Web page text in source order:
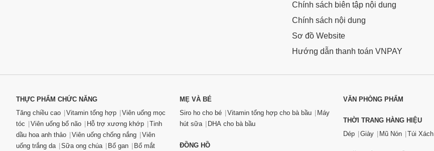
Chính sách biên tập nội dung
Chính sách nội dung
Sơ đồ Website
Hướng dẫn thanh toán VNPAY
THỰC PHẨM CHỨC NĂNG
Tăng chiều cao
Vitamin tổng hợp
Viên uống mọc
tóc
Viên uống bổ não Hỗ trợ xương khớp
Tinh
dầu hoa anh thảo
Viên uống chống nắng
Viên
uống trắng da
Sữa ong chúa Bổ gan
Bổ mắt
MẸ VÀ BÉ
Siro ho cho bé
Vitamin tổng hợp cho bà bầu
Máy
hút sữa
DHA cho bà bầu
ĐỒNG HỒ
VĂN PHÒNG PHẨM
THỜI TRANG HÀNG HIỆU
Dép
Giày Mũ Nón Túi Xách